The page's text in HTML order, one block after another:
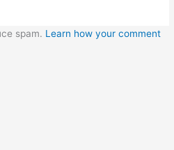
spam. Learn how your comment